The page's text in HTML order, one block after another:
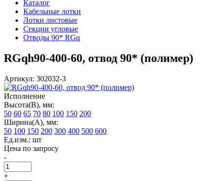
Каталог
Кабельные лотки
Лотки листовые
Секции угловые
Отводы 90* RGq
RGqh90-400-60, отвод 90* (полимер)
Артикул: 302032-3
Исполнение
Высота(В), мм:
50 60 65 70 80 100 150 200
Ширина(А), мм:
50 100 150 200 300 400 500 600
Ед.изм.: шт
Цена по запросу
-
+